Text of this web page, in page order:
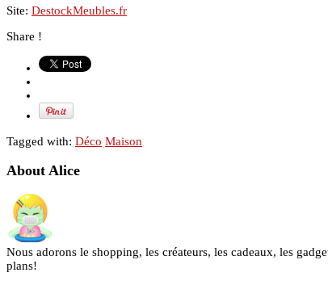
Site: DestockMeubles.fr
Share !
Tagged with: Déco Maison
About Alice
Nous adorons le shopping, les créateurs, les cadeaux, les
plans!